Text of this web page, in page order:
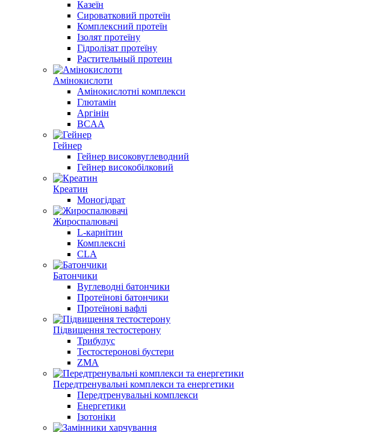
Казеїн
Сироватковий протеїн
Комплексний протеїн
Ізолят протеїну
Гідролізат протеїну
Растительный протеин
Амінокислоти
Амінокислотні комплекси
Глютамін
Аргінін
BCAA
Гейнер
Гейнер високовуглеводний
Гейнер високобілковий
Креатин
Моногідрат
Жироспалювачі
L-карнітин
Комплексні
CLA
Батончики
Вуглеводні батончики
Протеїнові батончики
Протеїнові вафлі
Підвищення тестостерону
Трибулус
Тестостеронові бустери
ZMA
Передтренувальні комплекси та енергетики
Передтренувальні комплекси
Енергетики
Ізотоніки